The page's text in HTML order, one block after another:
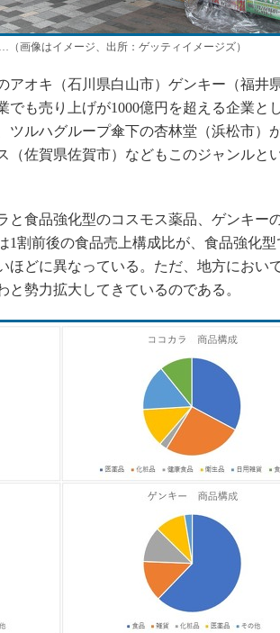
画像はイメージ、出所：ゲッティイメージズ）
オキ（石川県白山市）ゲンキー（福井
でも売り上げが1000億円を超える企業と
ツルハグループ傘下の杏林堂（浜松市）
（佐賀県佐賀市）などもこのジャンルと
食品強化型のコスモス薬品、ゲンキー
1割前後の食品売上構成比が、食品強化型
ほどに異なっている。ただ、地方におい
勢力拡大してきているのである。